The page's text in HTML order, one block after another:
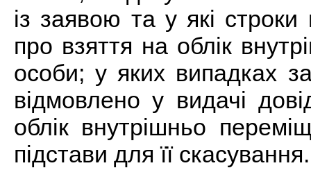
із заявою та у які строки
про взяття на облік
особи; у яких випадках
відмовлено у видачі
облік внутрішньо
підстави для її скасування.